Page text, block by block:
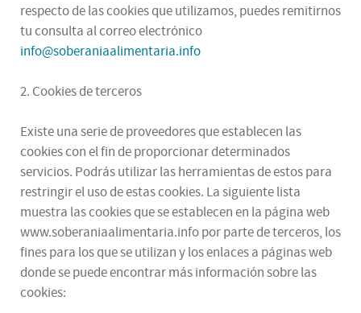
respecto de las cookies que utilizamos, puedes remitirnos
tu consulta al correo electrónico
info@soberaniaalimentaria.info
2. Cookies de terceros
Existe una serie de proveedores que establecen las
cookies con el fin de proporcionar determinados
servicios. Podrás utilizar las herramientas de estos para
restringir el uso de estas cookies. La siguiente lista
muestra las cookies que se establecen en la página web
www.soberaniaalimentaria.info por parte de terceros, los
fines para los que se utilizan y los enlaces a páginas web
donde se puede encontrar más información sobre las
cookies: